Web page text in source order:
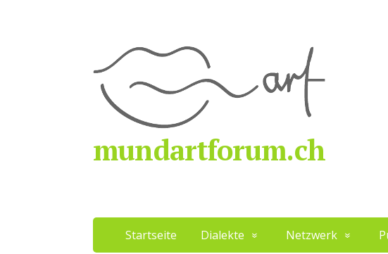
mundartforum.ch
Startseite Dialekte Netzwerk